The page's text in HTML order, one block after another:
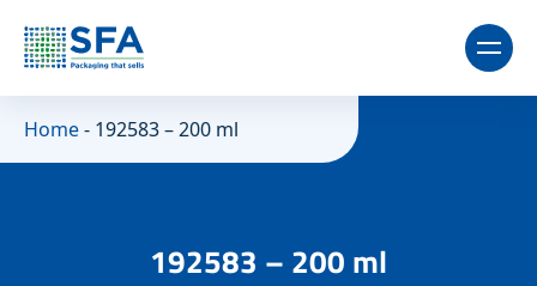
Home- 192583 – 200 ml
192583 – 200 ml